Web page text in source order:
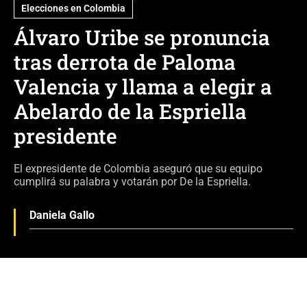
Elecciones en Colombia
Álvaro Uribe se pronuncia
tras derrota de Paloma
Valencia y llama a elegir a
Abelardo de la Espriella
presidente
El expresidente de Colombia aseguró que su equipo
cumplirá su palabra y votarán por De la Espriella.
Daniela Gallo